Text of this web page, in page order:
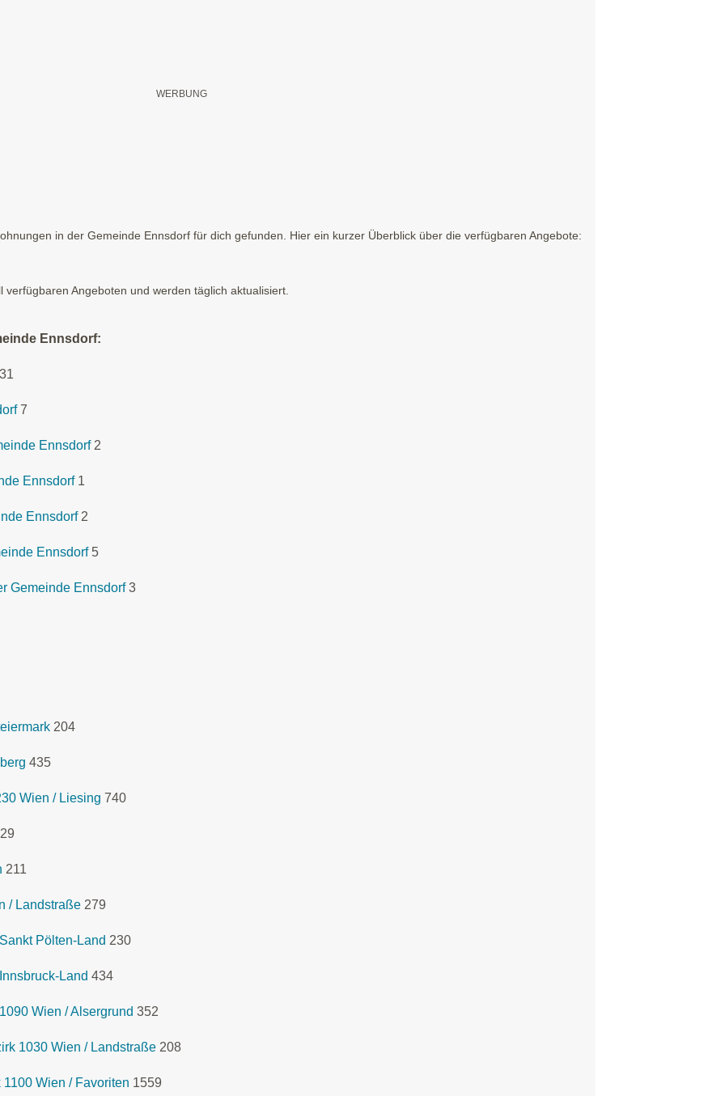
in der Gemeinde Ennsdorf für dich gefunden. Hier ein kurzer Überblick über die verfügbaren Angebote:
Angeboten und werden täglich aktualisiert.
Ennsdorf:
31
7
Ennsdorf 2
Ennsdorf 1
Ennsdorf 2
Ennsdorf 5
Gemeinde Ennsdorf 3
204
435
Wien / Liesing 740
211
/ Landstraße 279
Pölten-Land 230
Land 434
Wien / Alsergrund 352
1030 Wien / Landstraße 208
Wien / Favoriten 1559